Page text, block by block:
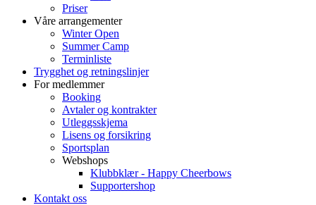
Priser
Våre arrangementer
Winter Open
Summer Camp
Terminliste
Trygghet og retningslinjer
For medlemmer
Booking
Avtaler og kontrakter
Utleggsskjema
Lisens og forsikring
Sportsplan
Webshops
Klubbklær - Happy Cheerbows
Supportershop
Kontakt oss